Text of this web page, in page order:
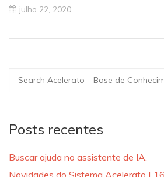
julho 22, 2020
Search
for:
Posts recentes
Buscar ajuda no assistente de IA.
Novidades do Sistema Acelerato |